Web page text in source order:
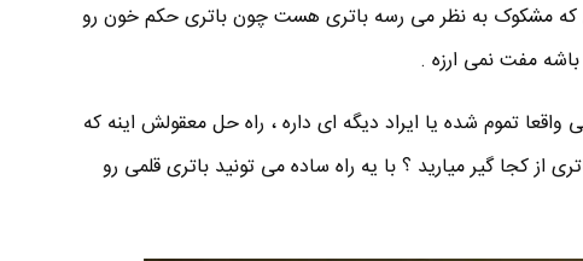
که مشکوک به نظر می رسه باتری هست چون باتری حکم خون رو
تموم شده یا ایراد دیگه ای داره ، راه حل معقولش اینه که
از کجا گیر میارید ؟ با یه راه ساده می تونید باتری قلمی رو